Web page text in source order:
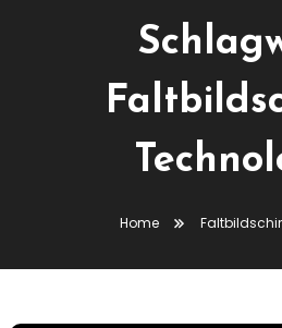
Home